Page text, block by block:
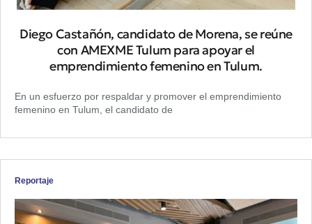
Diego Castañón, candidato de Morena, se reúne
con AMEXME Tulum para apoyar el
emprendimiento femenino en Tulum.
En un esfuerzo por respaldar y promover el emprendimiento
femenino en Tulum, el candidato de
Reportaje